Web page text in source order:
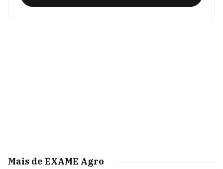
Mais de EXAME Agro